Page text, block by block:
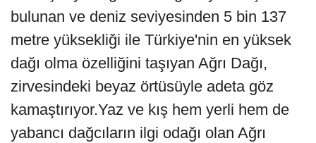
bulunan ve deniz seviyesinden 5 bin 137
metre yüksekliği ile Türkiye'nin en yüksek
dağı olma özelliğini taşıyan Ağrı Dağı,
zirvesindeki beyaz örtüsüyle adeta göz
kamaştırıyor.Yaz ve kış hem yerli hem de
yabancı dağcıların ilgi odağı olan Ağrı